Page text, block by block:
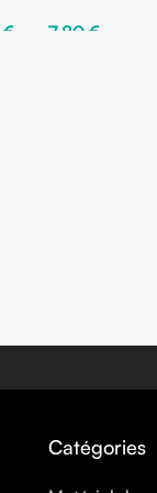
€ 7,80 €
Catégories